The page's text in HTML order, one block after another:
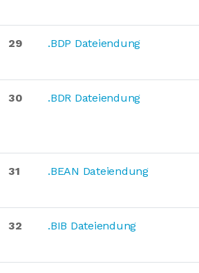
29 .BDP Dateiendung
30 .BDR Dateiendung
31 .BEAN Dateiendung
32 .BIB Dateiendung